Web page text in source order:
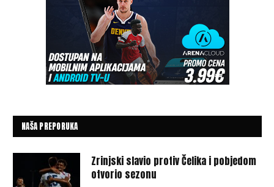
NAŠA PREPORUKA
Zrinjski slavio protiv Čelika i pobjedom
otvorio sezonu